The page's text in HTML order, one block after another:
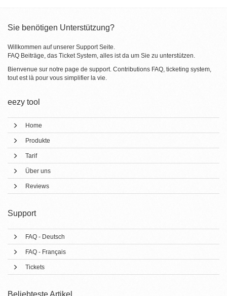
Sie benötigen Unterstützung?
Willkommen auf unserer Support Seite.
FAQ Beiträge, das Ticket System, alles ist da um Sie zu unterstützen.
Bienvenue sur notre page de support. Contributions FAQ, ticketing system,
tout est là pour vous simplifier la vie.
eezy tool
Home
Produkte
Tarif
Über uns
Reviews
Support
FAQ - Deutsch
FAQ - Français
Tickets
Beliebteste Artikel